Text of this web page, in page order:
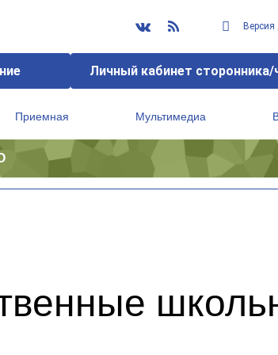
Личный кабинет сторонника/
Приемная Мультимедиа